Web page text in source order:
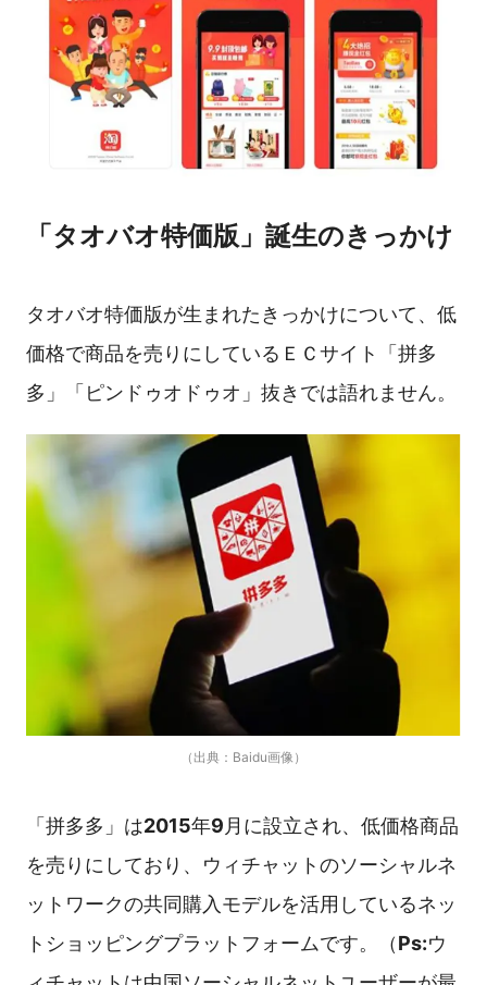
「タオバオ特価版」誕生のきっかけ
タオバオ特価版が生まれたきっかけについて、低
価格で商品を売りにしているＥＣサイト「拼多
多」「ピンドゥオドゥオ」抜きでは語れません。
（出典：Baidu画像）
「拼多多」は2015年9月に設立され、低価格商品
を売りにしており、ウィチャットのソーシャルネ
ットワークの共同購入モデルを活用しているネッ
トショッピングプラットフォームです。（Ps:ウ